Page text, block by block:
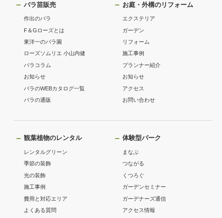
バラ苗販売
作出のバラ
F＆Gローズとは
東洋一のバラ園
ローズソムリエ 小山内健
バラコラム
お知らせ
バラのWEBカタログ一覧
バラの通販
お庭・外構のリフォーム
エクステリア
ガーデン
リフォーム
施工事例
プランナー紹介
お知らせ
アクセス
お問い合わせ
観葉植物のレンタル
レンタルグリーン
季節の装飾
光の装飾
施工事例
費用と対応エリア
よくある質問
体験型パーク
まなぶ
つながる
くつろぐ
ガーデンセミナー
ガーデナーズ通信
アクセス情報